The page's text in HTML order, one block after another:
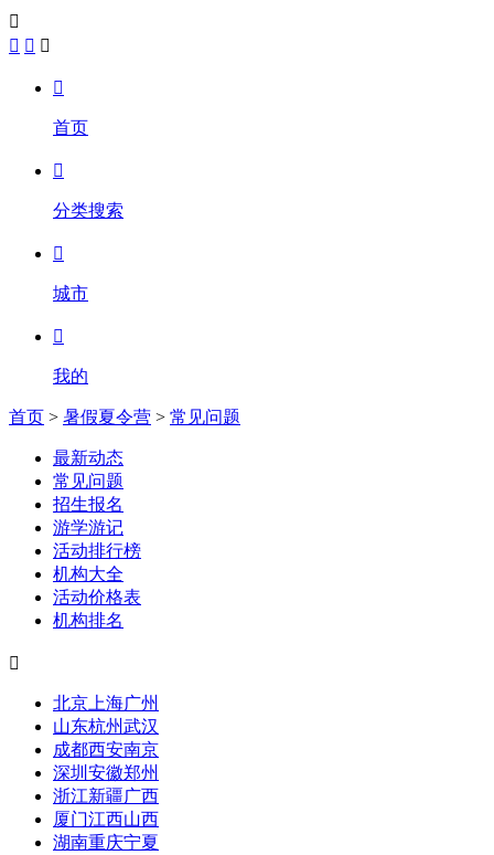

  

首页

分类搜索

城市

我的
首页 > 暑假夏令营 > 常见问题
最新动态
常见问题
招生报名
游学游记
活动排行榜
机构大全
活动价格表
机构排名

北京 上海广州
山东杭州武汉
成都西安南京
深圳 安徽郑州
浙江新疆广西
厦门江西山西
湖南重庆宁夏